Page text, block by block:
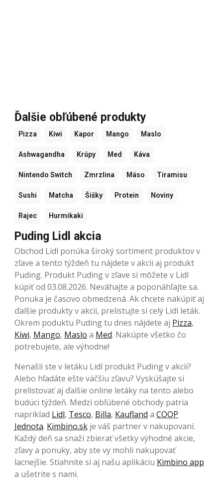
Ďalšie obľúbené produkty
Pizza Kiwi Kapor Mango Maslo
Ashwagandha Krúpy Med Káva
Nintendo Switch Zmrzlina Mäso Tiramisu
Sushi Matcha Šišky Protein Noviny
Rajec Hurmikaki
Puding Lidl akcia
Obchod Lidl ponúka široký sortiment produktov v
zľave a tento týždeň tu nájdete v akcii aj produkt
Puding. Produkt Puding v zľave si môžete v Lidl
kúpiť od 03.08.2026. Neváhajte a poponáhľajte sa.
Ponuka je časovo obmedzená. Ak chcete nakúpiť aj
ďalšie produkty v akcii, prelistujte si celý Lidl leták.
Okrem poduktu Puding tu dnes nájdete aj Pizza,
Kiwi, Mango, Maslo a Med. Nakúpte všetko čo
potrebujete, ale výhodne!
Nenašli ste v letáku Lidl produkt Puding v akcii?
Alebo hľadáte ešte väčšiu zľavu? Vyskúšajte si
prelistovať aj ďalšie online letáky na tento alebo
budúci týždeň. Medzi obľúbené obchody patria
napríklad Lidl, Tesco, Billa, Kaufland a COOP
Jednota. Kimbino.sk je váš partner v nakupovaní.
Každý deň sa snaží zbierať všetky výhodné akcie,
zľavy a ponuky, aby ste vy mohli nakupovať
lacnejšie. Stiahnite si aj našu aplikáciu Kimbino app
a ušetrite s nami.